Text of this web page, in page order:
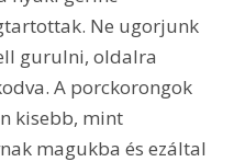
Ne ugorjunk
gurulni, oldalra
A porckorongok
kisebb, mint
magukba és ezáltal